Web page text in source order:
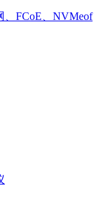
、FCoE、NVMeof